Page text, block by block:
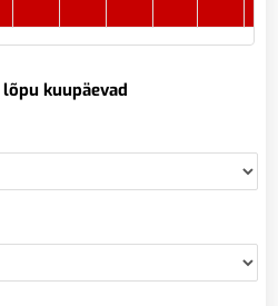
kuupäevad